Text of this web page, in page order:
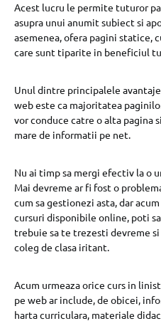
Acest lucru le permite tuturor
asupra unui anumit subiect si
asemenea, ofera pagini statice,
care sunt tiparite in beneficiul
Unul dintre principalele
web este ca majoritatea
vor conduce catre o alta pagina
mare de informatii pe net.
Nu ai timp sa mergi efectiv la o
Mai devreme ar fi fost o
cum sa gestionezi asta, dar
cursuri disponibile online, poti
trebuie sa te trezesti devreme si
coleg de clasa iritant.
Acum urmeaza orice curs in
pe web ar include, de obicei,
harta curriculara, materiale